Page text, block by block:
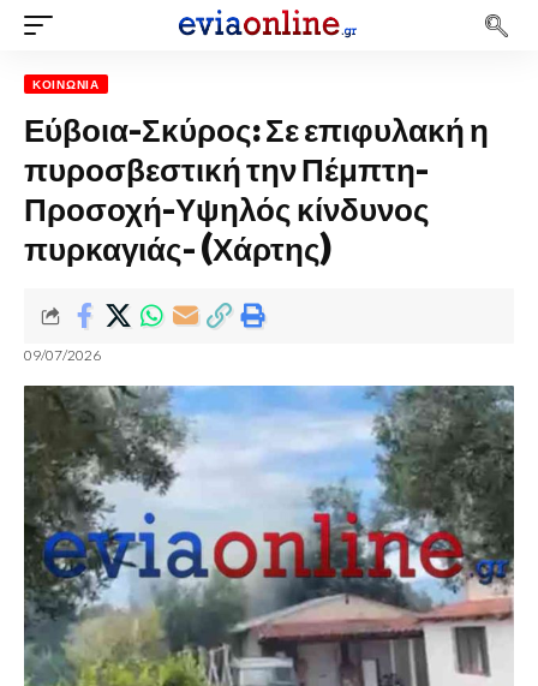
ΚΟΙΝΩΝΊΑ
Εύβοια-Σκύρος: Σε επιφυλακή η
πυροσβεστική την Πέμπτη-
Προσοχή-Υψηλός κίνδυνος
πυρκαγιάς- (Χάρτης)
09/07/2026